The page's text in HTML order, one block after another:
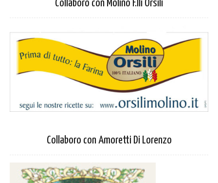
Collaboro con Molino F.lli Orsili
Collaboro con Amoretti Di Lorenzo